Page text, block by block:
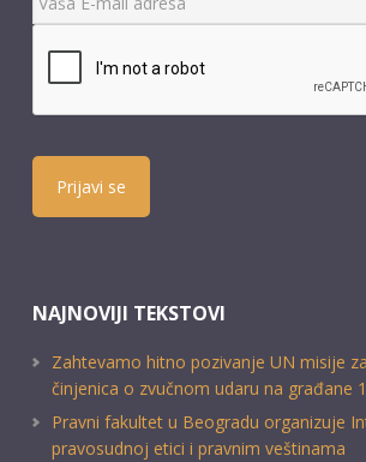
Prijavi se
NAJNOVIJI TEKSTOVI
Zahtevamo hitno pozivanje UN misije
činjenica o zvučnom udaru na građane
Pravni fakultet u Beogradu organizuje
pravosudnoj etici i pravnim veštinama